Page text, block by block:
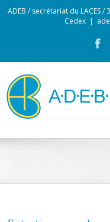
ADEB / secrétariat du LACES /
Cedex |